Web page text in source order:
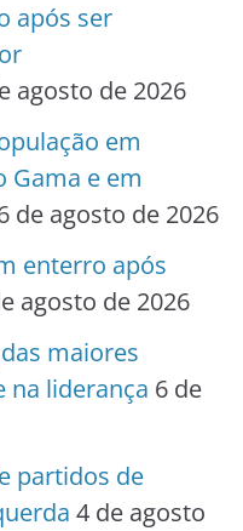
após ser
agosto de 2026
em
Gama e em
de agosto de 2026
enterro após
agosto de 2026
maiores
na liderança 6 de
partidos de
4 de agosto